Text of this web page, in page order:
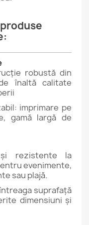
robustă din
înaltă calitate
imprimare pe
gamă largă de
rezistente la
evenimente,
sau plajă.
suprafață
dimensiuni și